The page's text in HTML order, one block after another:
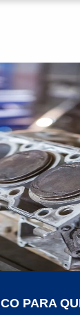
PARA